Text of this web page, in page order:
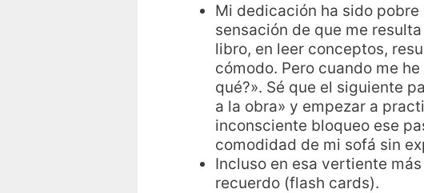
Mi dedicación ha sido
sensación de que me
libro, en leer conceptos,
cómodo. Pero cuando me
qué?». Sé que el siguiente
a la obra» y empezar a
inconsciente bloqueo ese
comodidad de mi sofá sin
Incluso en esa vertiente
recuerdo (flash cards).